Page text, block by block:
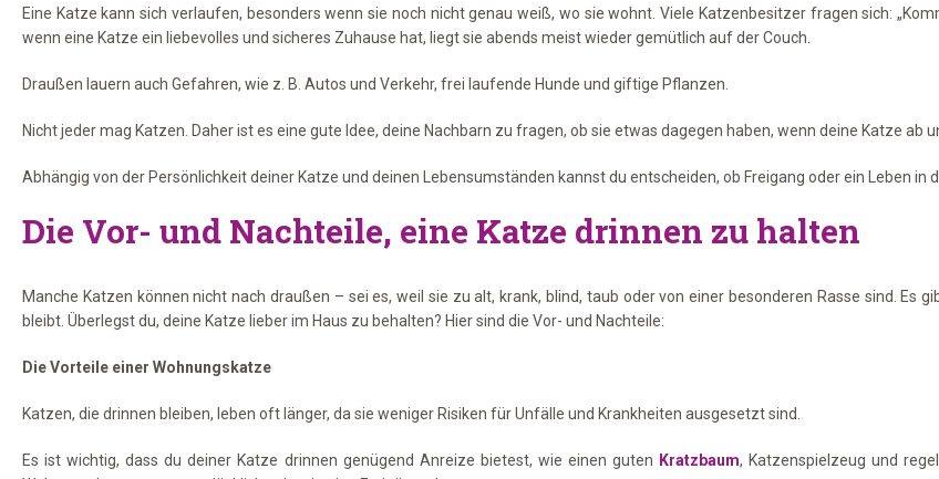
Eine Katze kann sich verlaufen, besonders wenn sie noch nicht genau weiß, wo sie wohnt. Viele Katzenbesitzer fragen sich:
wenn eine Katze ein liebevolles und sicheres Zuhause hat, liegt sie abends meist wieder gemütlich auf der Couch.
Draußen lauern auch Gefahren, wie z. B. Autos und Verkehr, frei laufende Hunde und giftige Pflanzen.
Nicht jeder mag Katzen. Daher ist es eine gute Idee, deine Nachbarn zu fragen, ob sie etwas dagegen haben, wenn deine Katze ab
Abhängig von der Persönlichkeit deiner Katze und deinen Lebensumständen kannst du entscheiden, ob Freigang oder ein Leben in
Die Vor- und Nachteile, eine Katze drinnen zu halten
Manche Katzen können nicht nach draußen – sei es, weil sie zu alt, krank, blind, taub oder von einer besonderen Rasse sind. Es
bleibt. Überlegst du, deine Katze lieber im Haus zu behalten? Hier sind die Vor- und Nachteile:
Die Vorteile einer Wohnungskatze
Katzen, die drinnen bleiben, leben oft länger, da sie weniger Risiken für Unfälle und Krankheiten ausgesetzt sind.
Es ist wichtig, dass du deiner Katze drinnen genügend Anreize bietest, wie einen guten Kratzbaum, Katzenspielzeug und